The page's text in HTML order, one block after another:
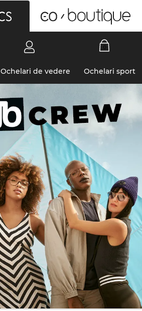
Ochelari de vedere Ochelari sport